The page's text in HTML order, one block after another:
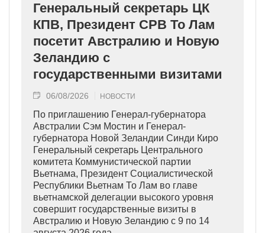
Генеральный секретарь ЦК
КПВ, Президент СРВ То Лам
посетит Австралию и Новую
Зеландию с
государственными визитами
06/08/2026 НОВОСТИ
По приглашению Генерал-губернатора
Австралии Сэм Мостин и Генерал-
губернатора Новой Зеландии Синди Киро
Генеральный секретарь Центрального
комитета Коммунистической партии
Вьетнама, Президент Социалистической
Республики Вьетнам То Лам во главе
вьетнамской делегации высокого уровня
совершит государственные визиты в
Австралию и Новую Зеландию с 9 по 14